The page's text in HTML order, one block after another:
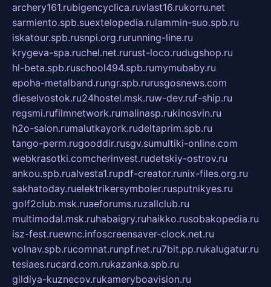
archery161.rubigencyclica.ruvlast16.rukorru.net
sarmiento.spb.suextelopedia.rulammin-suo.spb.ru
iskatour.spb.rusnpi.org.rurunning-line.ru
krygeva-spa.ruchel.net.rurust-loco.rudugshop.ru
hl-beta.spb.ruschool494.spb.rumymubaby.ru
epoha-metalband.rungr.spb.rurusgosnews.com
dieselvostok.ru24hostel.msk.ruw-dev.ruf-ship.ru
regsmi.rufilmnetwork.rumalinasp.rukinosvin.ru
h2o-salon.rumalutkayork.rudeltaprim.spb.ru
tango-perm.rugooddir.rusgv.sumultiki-online.com
webkrasotki.comcherinvest.rudetskiy-ostrov.ru
ankou.spb.rualvesta1.rupdf-creator.runix-files.org.ru
sakhatoday.ruelektrikersymboler.rusputnikyes.ru
golf2club.msk.ruaeforums.ruzallclub.ru
multimodal.msk.ruhabaigry.ruhaikko.rusobakopedia.ru
isz-fest.ruewnc.infoscreensaver-clock.net.ru
volnav.spb.rucomnat.runpf.net.ru7bit.pp.rukalugatur.ru
tesiaes.rucard.com.rukazanka.spb.ru
gildiya-kuznecov.rukameryboavision.ru